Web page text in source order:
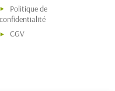
Politique de
confidentialité
CGV